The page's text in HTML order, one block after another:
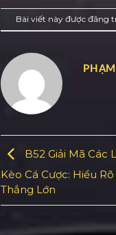
Bài viết này được đăng
B52 Giải Mã Các
Kèo Cá Cược: Hiểu
Thắng Lớn